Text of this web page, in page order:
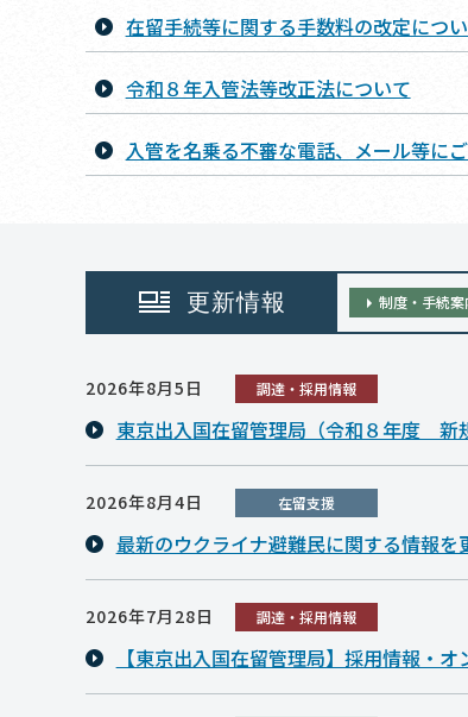
在留手続等に関する手数料の改定につ
令和８年入管法等改正法について
入管を名乗る不審な電話、メール等に
更新情報 制度・手続案
2026年8月5日 調達・採用情報
東京出入国在留管理局（令和８年度 新
2026年8月4日 在留支援
最新のウクライナ避難民に関する情報を
2026年7月28日 調達・採用情報
【東京出入国在留管理局】採用情報・